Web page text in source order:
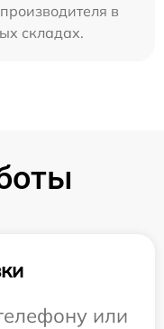
в
складах.
или